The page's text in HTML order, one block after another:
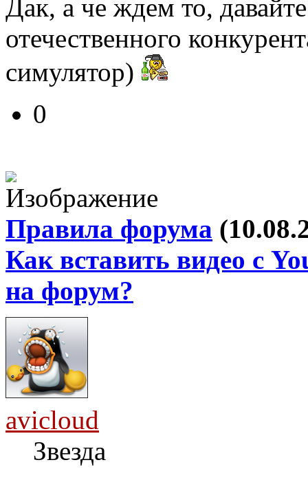
Дак, а че ждем то,
отечественного
симулятор)
0
Правила форума
Как вставить видео с
на форум?
avicloud
Звезда